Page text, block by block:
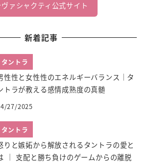
ヴァシャクティ公式サイト
新着記事
タントラ
性性と女性性のエネルギーバランス｜タ
トラが教える感情成熟度の真髄
27/2025
タントラ
りと嫉妬から解放されるタントラの愛と
｜ 支配と勝ち負けのゲームからの離脱